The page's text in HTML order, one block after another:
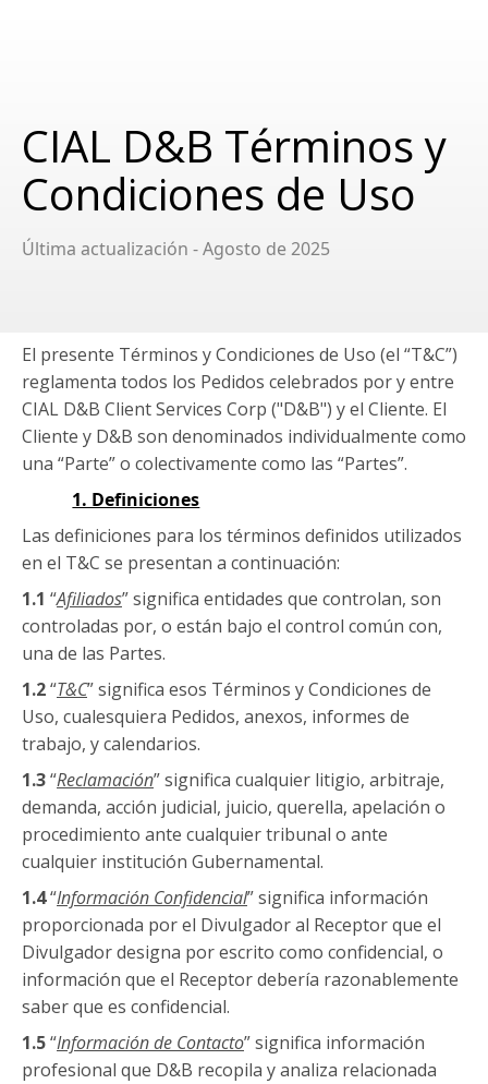
CIAL D&B Términos y
Condiciones de Uso
Última actualización - Agosto de 2025
El presente Términos y Condiciones de Uso (el “T&C”)
reglamenta todos los Pedidos celebrados por y entre
CIAL D&B Client Services Corp ("D&B") y el Cliente. El
Cliente y D&B son denominados individualmente como
una “Parte” o colectivamente como las “Partes”.
1. Definiciones
Las definiciones para los términos definidos utilizados
en el T&C se presentan a continuación:
1.1 “Afiliados” significa entidades que controlan, son
controladas por, o están bajo el control común con,
una de las Partes.
1.2“T&C” significa esos Términos y Condiciones de
Uso, cualesquiera Pedidos, anexos, informes de
trabajo, y calendarios.
1.3“Reclamación” significa cualquier litigio, arbitraje,
demanda, acción judicial, juicio, querella, apelación o
procedimiento ante cualquier tribunal o ante
cualquier institución Gubernamental.
1.4“Información Confidencial” significa información
proporcionada por el Divulgador al Receptor que el
Divulgador designa por escrito como confidencial, o
información que el Receptor debería razonablemente
saber que es confidencial.
1.5“Información de Contacto” significa información
profesional que D&B recopila y analiza relacionada